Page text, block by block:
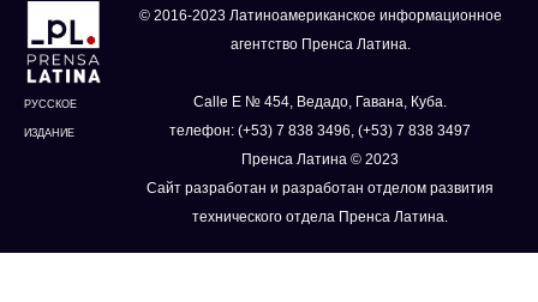
РУССКОЕ
ИЗДАНИЕ
© 2016-2023 Латиноамериканское информационное
агентство Пренса Латина.
Calle E № 454, Ведадо, Гавана, Куба.
телефон: (+53) 7 838 3496, (+53) 7 838 3497
Пренса Латина © 2023
Сайт разработан и разработан отделом развития
технического отдела Пренса Латина.